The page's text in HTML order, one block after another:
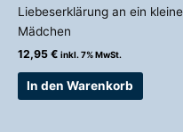
Liebeserklärung an ein
Mädchen
12,95 € inkl. 7% MwSt.
In den Warenkorb